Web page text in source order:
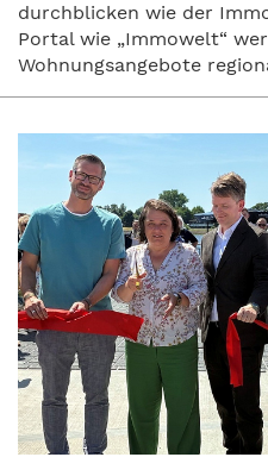
durchblicken wie der
Portal wie „Immowelt“
Wohnungsangebote